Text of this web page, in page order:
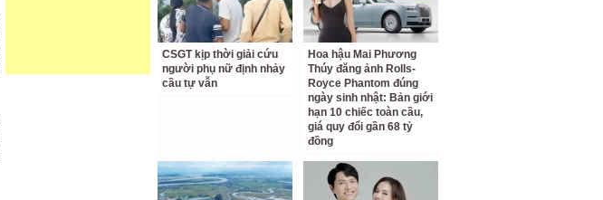
CSGT kịp thời giải cứu
người phụ nữ định nhảy
cầu tự vẫn
Hoa hậu Mai Phương
Thúy đăng ảnh Rolls-
Royce Phantom đúng
ngày sinh nhật: Bản giới
hạn 10 chiếc toàn cầu,
giá quy đổi gần 68 tỷ
đồng